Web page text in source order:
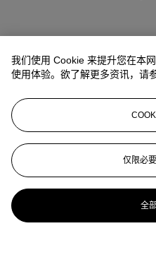
我们使用 Cookie 来提升您在本
使用体验。欲了解更多资讯，请
仅限必
全